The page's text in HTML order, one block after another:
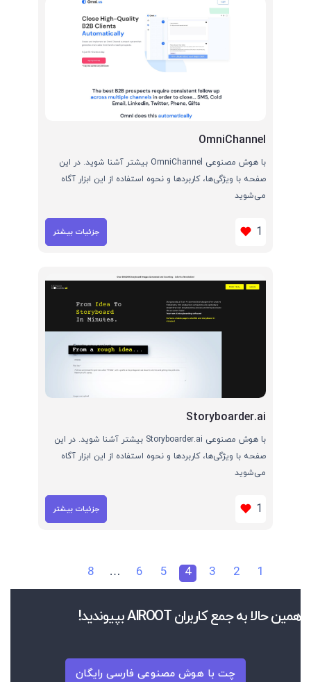
OmniChannel
با هوش مصنوعی OmniChannel بیشتر آشنا شوید. در این
صفحه با ویژگی‌ها، کاربردها و نحوه استفاده از این ابزار آگاه
می‌شوید
1 جزئیات بیشتر
Storyboarder.ai
با هوش مصنوعی Storyboarder.ai بیشتر آشنا شوید. در این
صفحه با ویژگی‌ها، کاربردها و نحوه استفاده از این ابزار آگاه
می‌شوید
1 جزئیات بیشتر
1
2
3
4
5
6
…
8
همین حالا به جمع کاربران AIROOT بپیوندید!
چت با هوش مصنوعی فارسی رایگان